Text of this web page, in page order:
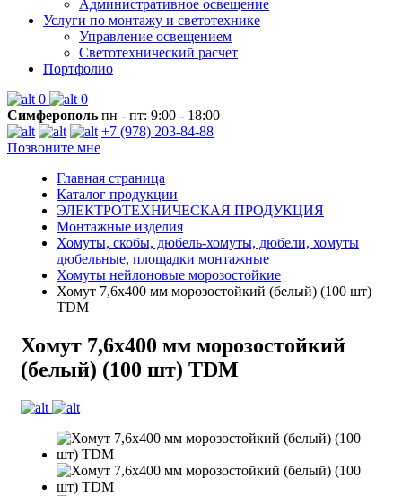
Административное освещение
Услуги по монтажу и светотехнике
Управление освещением
Светотехнический расчет
Портфолио
0
0
Симферополь пн - пт: 9:00 - 18:00
+7 (978) 203-84-88
Позвоните мне
Главная страница
Каталог продукции
ЭЛЕКТРОТЕХНИЧЕСКАЯ ПРОДУКЦИЯ
Монтажные изделия
Хомуты, скобы, дюбель-хомуты, дюбели, хомуты
дюбельные, площадки монтажные
Хомуты нейлоновые морозостойкие
Хомут 7,6х400 мм морозостойкий (белый) (100 шт)
TDM
Хомут 7,6х400 мм морозостойкий
(белый) (100 шт) TDM